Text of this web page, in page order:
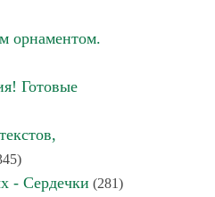
орнаментом.
Готовые
- Сердечки (281)